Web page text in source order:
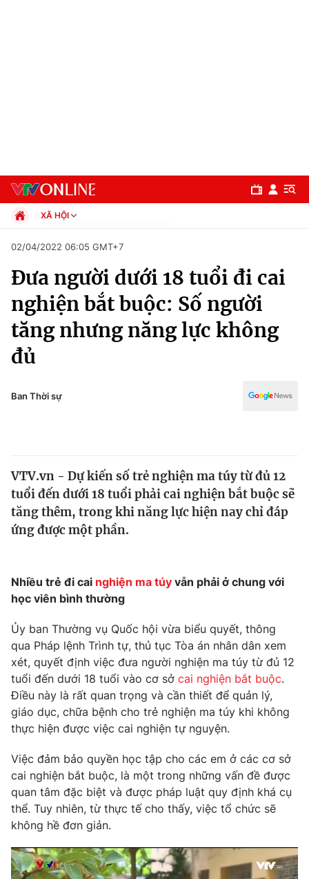
Chuyên mục
Chính trị
Xã hội
Pháp luật
Thế giới
Tin tức
Thế giới đó đây
Kinh tế
Góc doanh nghiệp
Truyền hình
Phim VTV
Hậu trường
Nhân vật
Khán giả
Giải sao mai
Giải trí
Điện ảnh
Âm nhạc
Sao
Đời sống
Du lịch
Làm đẹp
Chất lượng cuộc sống
Giáo dục
Học trực tuyến
Công nghệ
Hitech Công nghệ tương lai
Sản phẩm
Tư vấn
Giao lưu trực tuyến
Lịch phát sóng
XÃ HỘI
Xã hội
Pháp luật
Kinh tế
Thể thao
Truyền hình
Văn hóa - Giải trí
Công nghệ
02/04/2022 06:05 GMT+7
Đưa người dưới 18 tuổi đi cai
nghiện bắt buộc: Số người
tăng nhưng năng lực không
đủ
Ban Thời sự
VTV.vn - Dự kiến số trẻ nghiện ma túy từ đủ 12
tuổi đến dưới 18 tuổi phải cai nghiện bắt buộc sẽ
tăng thêm, trong khi năng lực hiện nay chỉ đáp
ứng được một phần.
Nhiều trẻ đi cai nghiện ma túy vẫn phải ở chung với
học viên bình thường
Ủy ban Thường vụ Quốc hội vừa biểu quyết, thông
qua Pháp lệnh Trình tự, thủ tục Tòa án nhân dân xem
xét, quyết định việc đưa người nghiện ma túy từ đủ 12
tuổi đến dưới 18 tuổi vào cơ sở cai nghiện bắt buộc.
Điều này là rất quan trọng và cần thiết để quản lý,
giáo dục, chữa bệnh cho trẻ nghiện ma túy khi không
thực hiện được việc cai nghiện tự nguyện.
Việc đảm bảo quyền học tập cho các em ở các cơ sở
cai nghiện bắt buộc, là một trong những vấn đề được
quan tâm đặc biệt và được pháp luật quy định khá cụ
thể. Tuy nhiên, từ thực tế cho thấy, việc tổ chức sẽ
không hề đơn giản.